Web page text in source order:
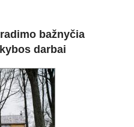
bažnyčia
darbai